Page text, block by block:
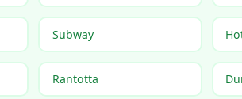
Subway
Rantotta